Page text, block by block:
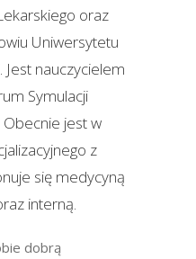
oraz
Uniwersytetu
nauczycielem
Symulacji
jest w
z
się medycyną
interną.
dobrą